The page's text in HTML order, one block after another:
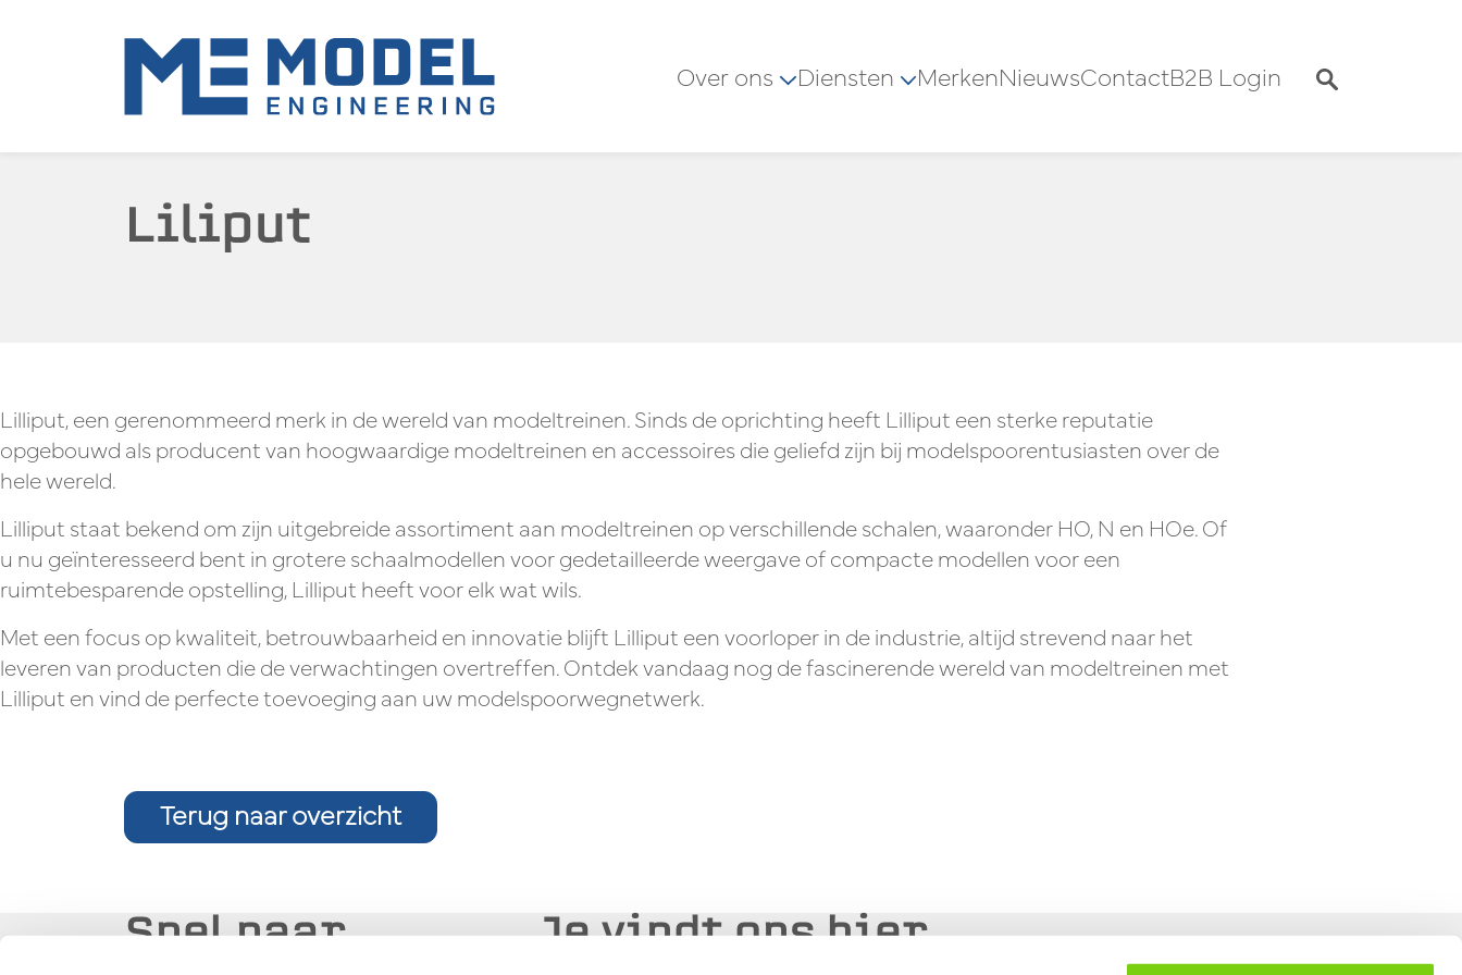
Over ons Diensten MerkenNieuwsContactB2B Login
Liliput
Lilliput, een gerenommeerd merk in de wereld van modeltreinen. Sinds de oprichting heeft Lilliput een sterke reputatie
opgebouwd als producent van hoogwaardige modeltreinen en accessoires die geliefd zijn bij modelspoorentusiasten over de
hele wereld.
Lilliput staat bekend om zijn uitgebreide assortiment aan modeltreinen op verschillende schalen, waaronder HO, N en HOe. Of
u nu geïnteresseerd bent in grotere schaalmodellen voor gedetailleerde weergave of compacte modellen voor een
ruimtebesparende opstelling, Lilliput heeft voor elk wat wils.
Met een focus op kwaliteit, betrouwbaarheid en innovatie blijft Lilliput een voorloper in de industrie, altijd strevend naar het
leveren van producten die de verwachtingen overtreffen. Ontdek vandaag nog de fascinerende wereld van modeltreinen met
Lilliput en vind de perfecte toevoeging aan uw modelspoorwegnetwerk.
Terug naar overzicht
Snel naar Je vindt ons hier